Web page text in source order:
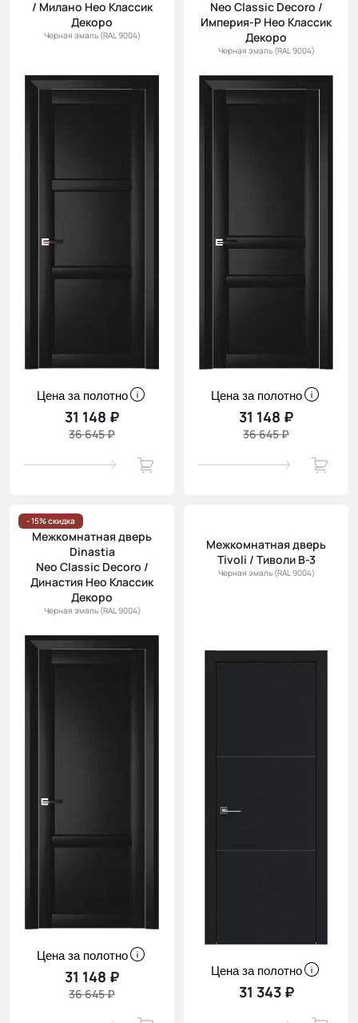
/ Милано Нео Классик
Декоро
Черная эмаль (RAL 9004)
Цена за полотно
31 148 ₽
36 645 ₽
Neo Classic Decoro /
Империя-Р Нео Классик
Декоро
Черная эмаль (RAL 9004)
Цена за полотно
31 148 ₽
36 645 ₽
- 15% скидка
Межкомнатная дверь
Dinastia
Neo Classic Decoro /
Династия Нео Классик
Декоро
Черная эмаль (RAL 9004)
Цена за полотно
31 148 ₽
36 645 ₽
Межкомнатная дверь
Tivoli / Тиволи В-3
Черная эмаль (RAL 9004)
Цена за полотно
31 343 ₽